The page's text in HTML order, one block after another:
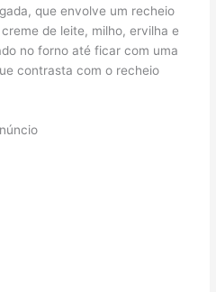
que envolve um recheio
de leite, milho, ervilha e
no forno até ficar com uma
contrasta com o recheio